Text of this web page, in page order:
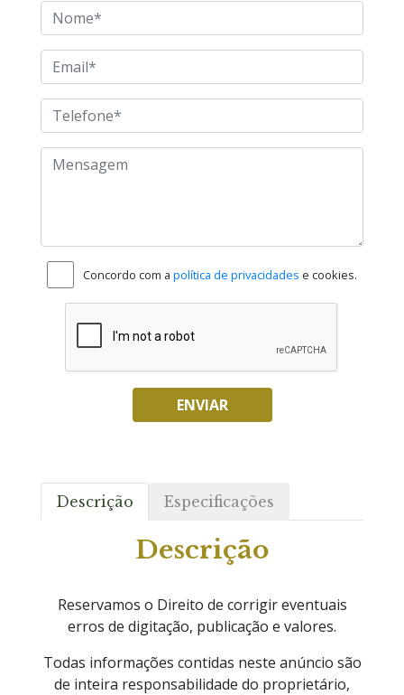
VIDRO
Concordo com a política de privacidades e cookies.
ENVIAR
Descrição Especificações
Descrição
Reservamos o Direito de corrigir eventuais
erros de digitação, publicação e valores.
Todas informações contidas neste anúncio são
de inteira responsabilidade do proprietário,